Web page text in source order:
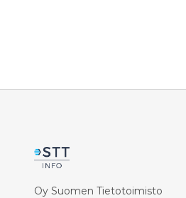
palvelee erityisesti
Oy Suomen Tietotoimisto